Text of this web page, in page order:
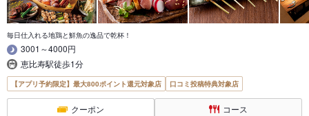
毎日仕入れる地鶏と鮮魚の逸品で乾杯！
3001～4000円
恵比寿駅徒歩1分
【アプリ予約限定】最大800ポイント還元対象店 口コミ投稿特典対象店
クーポン コース